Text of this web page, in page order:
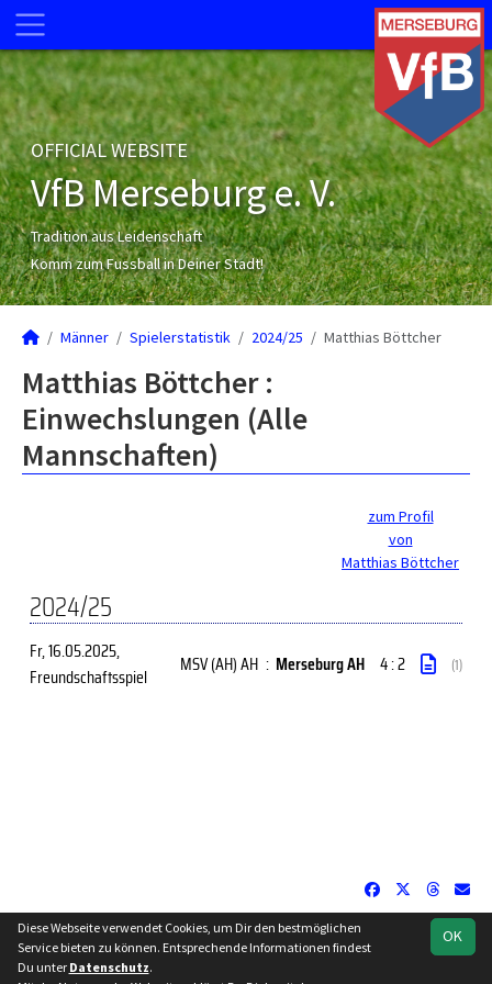
OFFICIAL WEBSITE
VfB Merseburg e. V.
Tradition aus Leidenschaft
Komm zum Fussball in Deiner Stadt!
Männer Spielerstatistik 2024/25 Matthias Böttcher
Matthias Böttcher :
Einwechslungen (Alle
Mannschaften)
zum Profil
von
Matthias Böttcher
2024/25
Fr, 16.05.2025,
Freundschaftsspiel
MSV (AH) AH : Merseburg AH 4 : 2 (1)
soccero.de OK
Diese Webseite verwendet Cookies, um Dir den bestmöglichen
Service bieten zu können. Entsprechende Informationen findest
Du unter Datenschutz.